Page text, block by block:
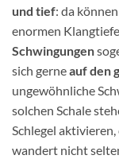
und tief: da
enormen
Schwingungen
sich gerneauf den
ungewöhnliche
solchen Schale
Schlegel
wandert nicht